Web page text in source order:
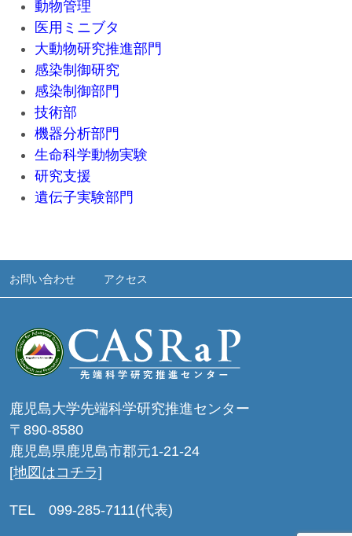
動物管理
医用ミニブタ
大動物研究推進部門
感染制御研究
感染制御部門
技術部
機器分析部門
生命科学動物実験
研究支援
遺伝子実験部門
お問い合わせ アクセス
鹿児島大学先端科学研究推進センター
〒890-8580
鹿児島県鹿児島市郡元1-21-24
[地図はコチラ]
TEL 099-285-7111(代表)